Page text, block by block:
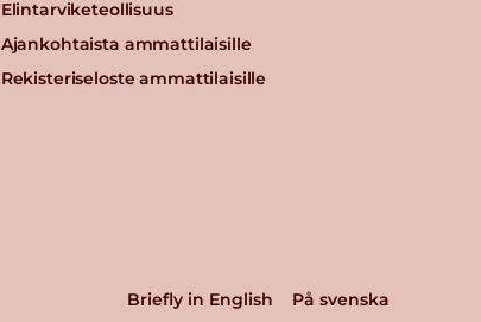
Elintarviketeollisuus
Ajankohtaista ammattilaisille
Rekisteriseloste ammattilaisille
Briefly in English På svenska